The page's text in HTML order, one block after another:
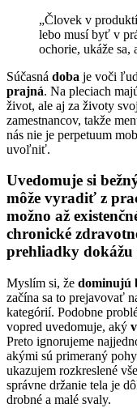
„Človek v
lebo musí byť v
ochorie, ukáže
Súčasná doba je voči
prajná. Na pleciach
život, ale aj za životy
zamestnancov, takže
nás nie je perpetuum
uvoľniť.
Uvedomuje si
môže vyradiť z
možno až
chronické
prehliadky dokážu
Myslím si, že dominujú
začína sa to prejavovať
kategórií. Podobne
vopred uvedomuje, aký
Preto ignorujeme
akými sú primeraný
ukazujem rozkreslené
správne držanie tela je
drobné a malé svaly.